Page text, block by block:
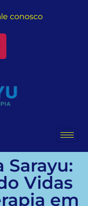
conosco
Sarayu:
Vidas
em